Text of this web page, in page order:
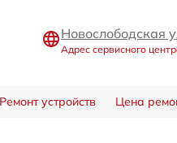
Новослободская
Адрес сервисного
устройств Цена